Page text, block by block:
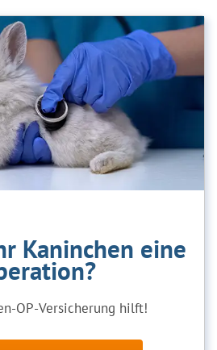
Kaninchen eine
OP-Versicherung hilft!